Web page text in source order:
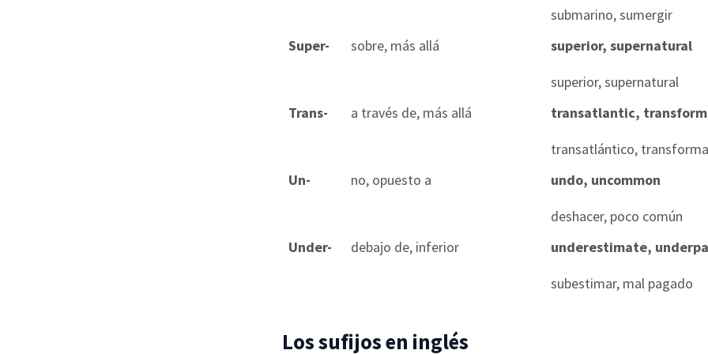
submarino, sumergir
Super-
sobre, más allá
superior, supernatural
superior, supernatural
Trans-
a través de, más allá
transatlantic, transform
transatlántico,
Un-
no, opuesto a
undo, uncommon
deshacer, poco común
Under-
debajo de, inferior
underestimate,
subestimar, mal pagado
Los sufijos en inglés